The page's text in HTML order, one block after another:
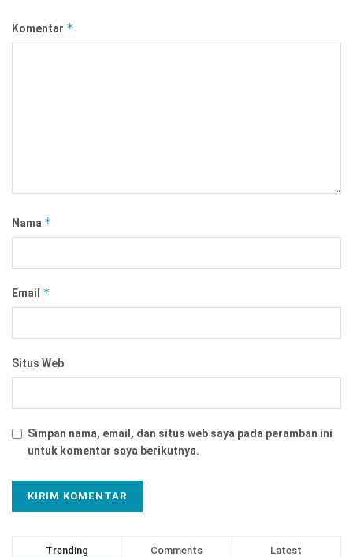
Komentar *
Nama *
Email *
Situs Web
Simpan nama, email, dan situs web saya pada peramban ini
untuk komentar saya berikutnya.
Trending Comments Latest